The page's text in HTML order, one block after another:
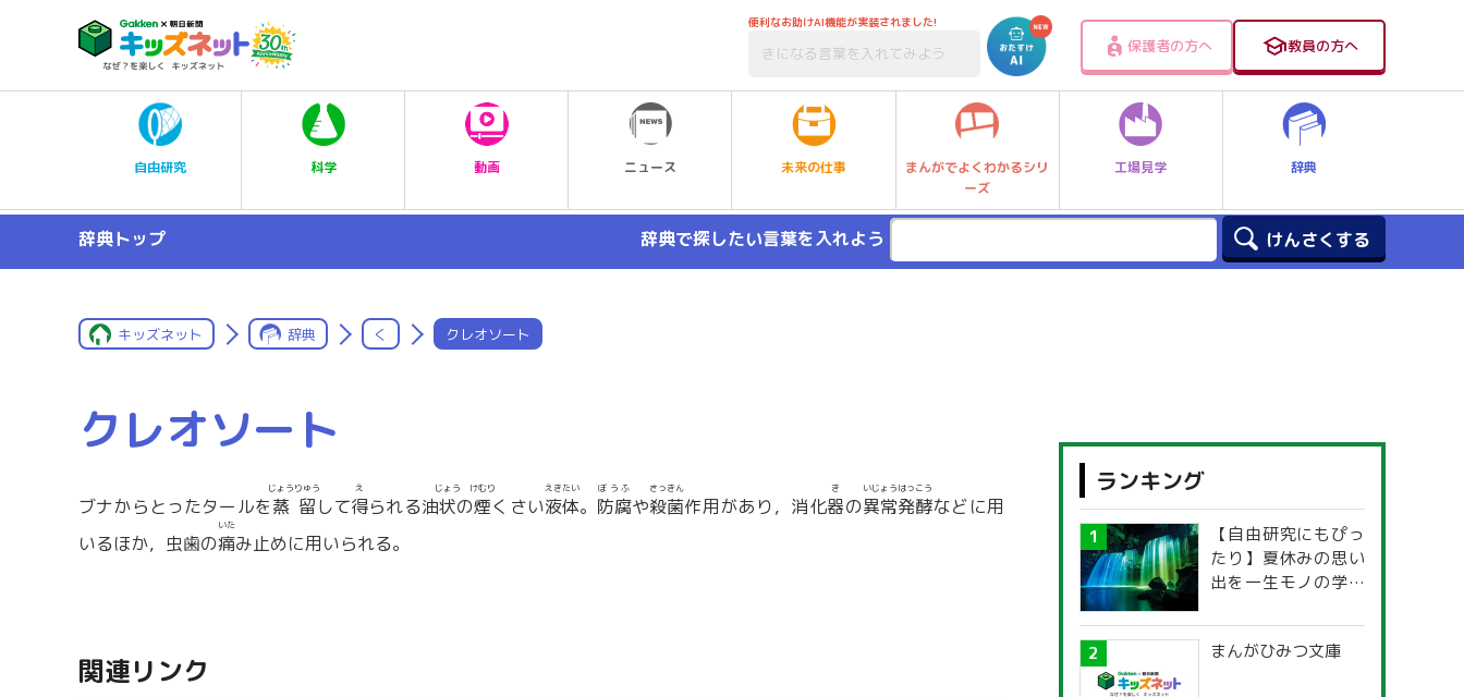
便利なお助けAI機能が実装されました!
保護者の方へ 教員の方へ
自由研究 科学 動画 ニュース 未来の仕事
まんがでよくわかるシリ
ーズ
工場見学 辞典
辞典トップ 辞典で探したい言葉を入れよう
キッズネット 辞典 く クレオソート
クレオソート
ブナからとったタールを蒸留
じょうりゅう
して得
え
られる油状
じょう
の煙
けむり
くさい液体
えきたい
。 防腐
ぼうふ
や殺菌
さっきん
作用があり，消化器
き
の異常発酵
いじょうはっこう
などに用
いるほか，虫歯の痛
いた
み止めに用いられる。
関連リンク
ランキング
【自由研究にもぴっ
たり】夏休みの思い
出を一生モノの学び
探究ガイド
まんがひみつ文庫